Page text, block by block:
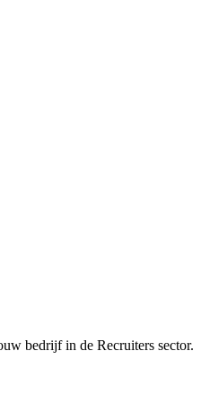
bedrijf in de Recruiters sector.